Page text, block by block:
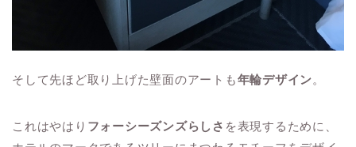
そして先ほど取り上げた壁面のアートも年輪デザイン。
これはやはり フォーシーズンズらしさ を表現するために、